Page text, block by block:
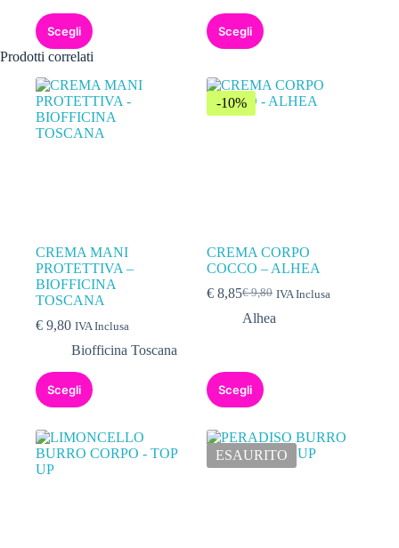
Scegli Scegli
Prodotti correlati
CREMA MANI
PROTETTIVA –
BIOFFICINA
TOSCANA
€ 9,80 IVA Inclusa
Biofficina Toscana
Scegli
-10%
CREMA CORPO
COCCO – ALHEA
€9,80
€ 8,85 IVA Inclusa
Alhea
Scegli
ESAURITO